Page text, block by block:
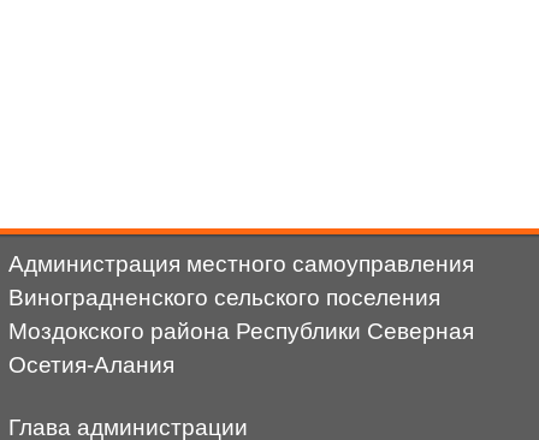
Администрация местного самоуправления
Виноградненского сельского поселения
Моздокского района Республики Северная
Осетия-Алания
Глава администрации